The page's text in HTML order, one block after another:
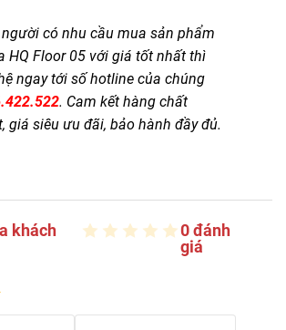
có nhu cầu mua sản phẩm
HQ Floor 05 với giá tốt nhất thì
ngay tới số hotline của chúng
. Cam kết hàng chất
giá siêu ưu đãi, bảo hành đầy đủ.
khách
0 đánh
giá